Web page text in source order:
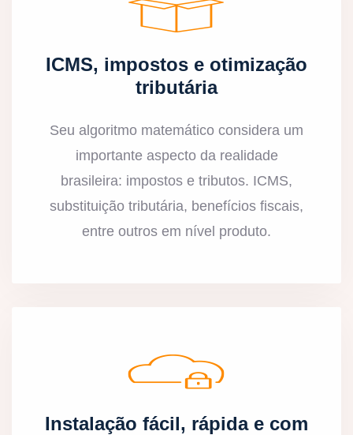
ICMS, impostos e otimização
tributária
Seu algoritmo matemático considera um
importante aspecto da realidade
brasileira: impostos e tributos. ICMS,
substituição tributária, benefícios fiscais,
entre outros em nível produto.
Instalação fácil, rápida e com